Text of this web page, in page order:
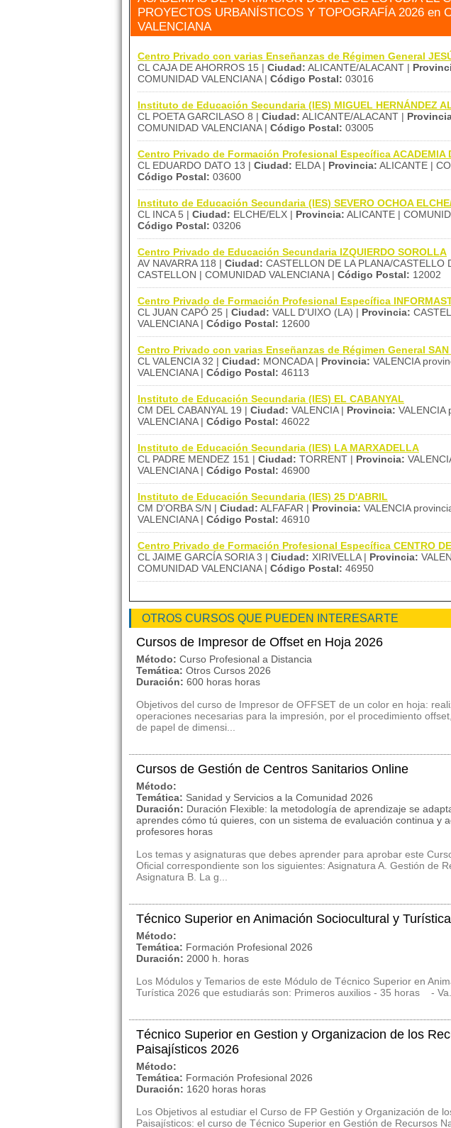
PROYECTOS URBANÍSTICOS Y TOPOGRAFÍA 2026 en
VALENCIANA
Centro Privado con varias Enseñanzas de Régimen General
CL CAJA DE AHORROS 15 | Ciudad: ALICANTE/ALACANT |
COMUNIDAD VALENCIANA | Código Postal: 03016
Instituto de Educación Secundaria (IES) MIGUEL HERNÁNDEZ
CL POETA GARCILASO 8 | Ciudad: ALICANTE/ALACANT |
COMUNIDAD VALENCIANA | Código Postal: 03005
Centro Privado de Formación Profesional Específica ACADEMIA
CL EDUARDO DATO 13 | Ciudad: ELDA | Provincia: ALICANTE |
Código Postal: 03600
Instituto de Educación Secundaria (IES) SEVERO OCHOA
CL INCA 5 | Ciudad: ELCHE/ELX | Provincia: ALICANTE |
Código Postal: 03206
Centro Privado de Educación Secundaria IZQUIERDO SOROLLA
AV NAVARRA 118 | Ciudad: CASTELLON DE LA PLANA/CASTELLO
CASTELLON | COMUNIDAD VALENCIANA | Código Postal: 12002
Centro Privado de Formación Profesional Específica
CL JUAN CAPÓ 25 | Ciudad: VALL D'UIXO (LA) | Provincia:
VALENCIANA | Código Postal: 12600
Centro Privado con varias Enseñanzas de Régimen General SAN
CL VALENCIA 32 | Ciudad: MONCADA | Provincia: VALENCIA
VALENCIANA | Código Postal: 46113
Instituto de Educación Secundaria (IES) EL CABANYAL
CM DEL CABANYAL 19 | Ciudad: VALENCIA | Provincia: VALENCIA
VALENCIANA | Código Postal: 46022
Instituto de Educación Secundaria (IES) LA MARXADELLA
CL PADRE MENDEZ 151 | Ciudad: TORRENT | Provincia:
VALENCIANA | Código Postal: 46900
Instituto de Educación Secundaria (IES) 25 D'ABRIL
CM D'ORBA S/N | Ciudad: ALFAFAR | Provincia: VALENCIA
VALENCIANA | Código Postal: 46910
Centro Privado de Formación Profesional Específica CENTRO DE
CL JAIME GARCÍA SORIA 3 | Ciudad: XIRIVELLA | Provincia:
COMUNIDAD VALENCIANA | Código Postal: 46950
OTROS CURSOS QUE PUEDEN INTERESARTE
Cursos de Impresor de Offset en Hoja 2026
Método: Curso Profesional a Distancia
Temática: Otros Cursos 2026
Duración: 600 horas horas
Objetivos del curso de Impresor de OFFSET de un color en hoja:
operaciones necesarias para la impresión, por el procedimiento
de papel de dimensi...
Cursos de Gestión de Centros Sanitarios Online
Método:
Temática: Sanidad y Servicios a la Comunidad 2026
Duración: Duración Flexible: la metodología de aprendizaje se
aprendes cómo tú quieres, con un sistema de evaluación continua y
profesores horas
Los temas y asignaturas que debes aprender para aprobar este
Oficial correspondiente son los siguientes: Asignatura A. Gestión de
Asignatura B. La g...
Técnico Superior en Animación Sociocultural y
Método:
Temática: Formación Profesional 2026
Duración: 2000 h. horas
Los Módulos y Temarios de este Módulo de Técnico Superior en
Turística 2026 que estudiarás son: Primeros auxilios - 35 horas - Va...
Técnico Superior en Gestion y Organizacion de los
Paisajísticos 2026
Método:
Temática: Formación Profesional 2026
Duración: 1620 horas horas
Los Objetivos al estudiar el Curso de FP Gestión y Organización de
Paisajísticos: el curso de Técnico Superior en Gestión de Recursos